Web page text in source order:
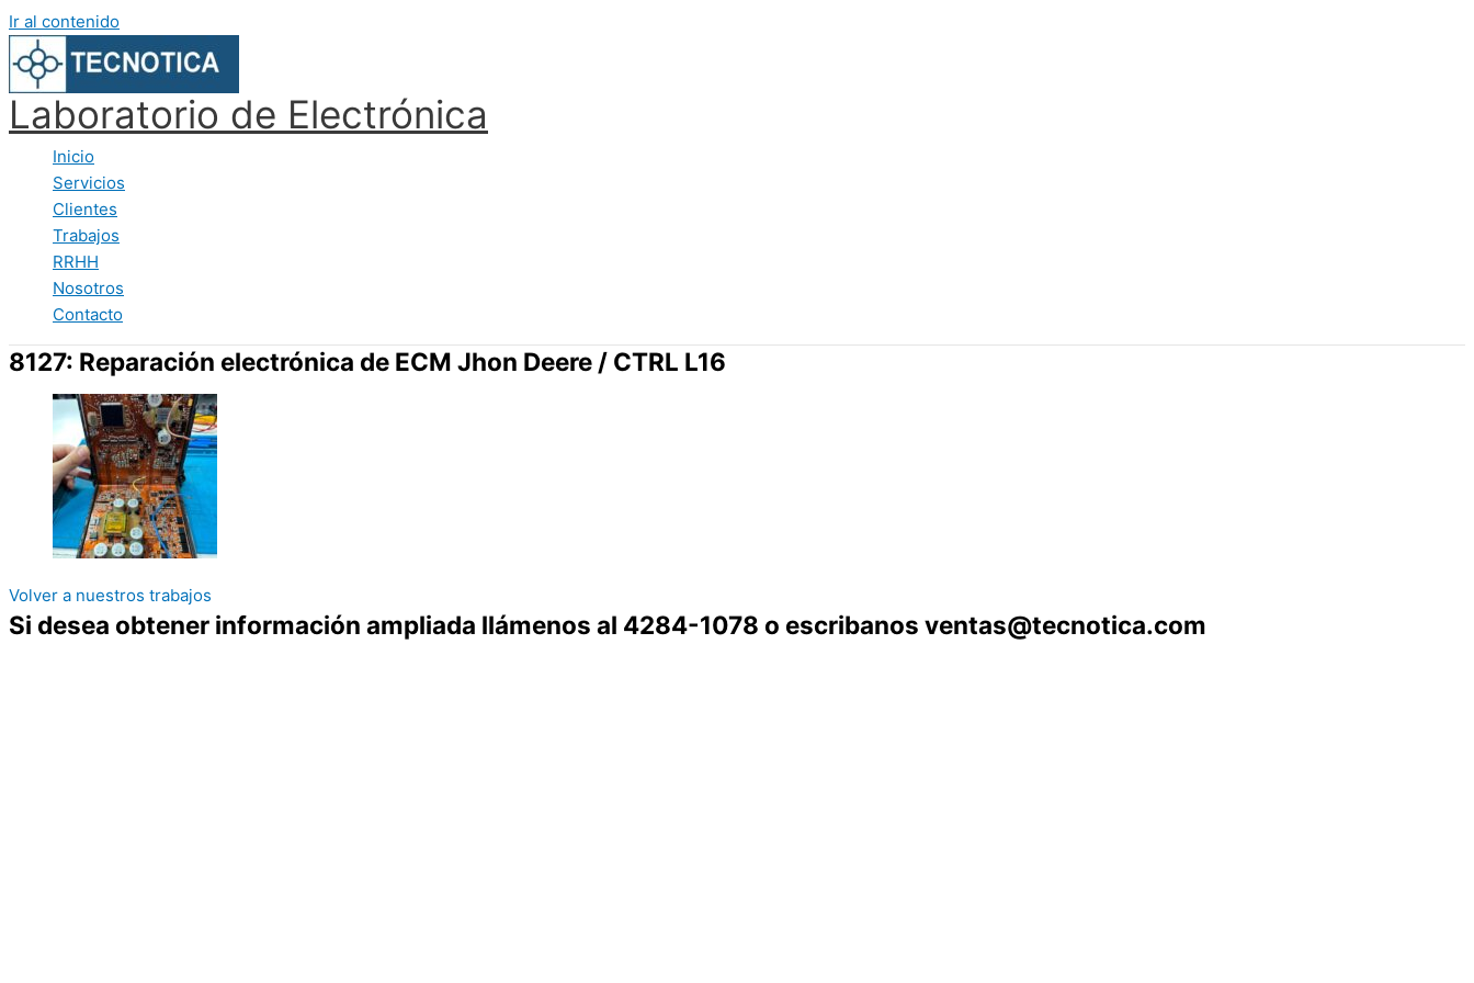
Ir al contenido
Laboratorio de Electrónica
Inicio
Servicios
Clientes
Trabajos
RRHH
Nosotros
Contacto
8127: Reparación electrónica de ECM Jhon Deere / CTRL L16
Volver a nuestros trabajos
Si desea obtener información ampliada llámenos al 4284-1078 o escribanos ventas@tecnotica.com